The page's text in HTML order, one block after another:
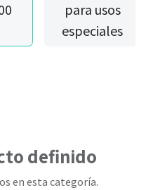
para usos
especiales
definido
en esta categoría.